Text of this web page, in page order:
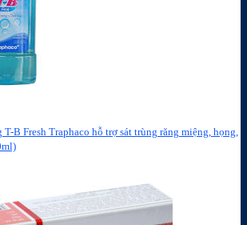
T-B Fresh Traphaco hỗ trợ sát trùng răng miệng, họng,